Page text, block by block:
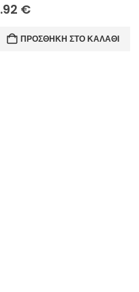
€
ΠΡΟΣΘΉΚΗ ΣΤΟ ΚΑΛΆΘΙ